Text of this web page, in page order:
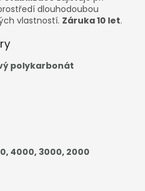
dlouhodoubou
vlastností. Záruka 10 let.
polykarbonát
, 4000, 3000, 2000